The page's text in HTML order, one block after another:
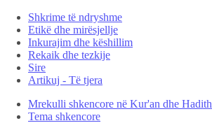
Shkrime të ndryshme
Etikë dhe mirësjellje
Inkurajim dhe këshillim
Rekaik dhe tezkije
Sire
Artikuj - Të tjera
Mrekulli shkencore në Kur'an dhe Hadith
Tema shkencore